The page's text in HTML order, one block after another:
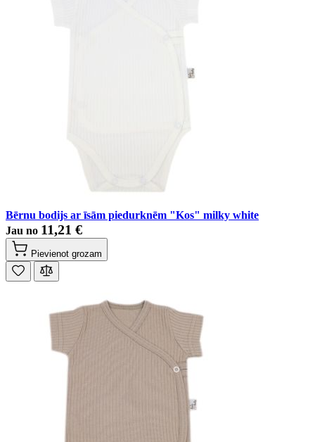
Bērnu bodijs ar īsām piedurknēm "Kos" milky white
Jau no 11,21 €
Pievienot grozam